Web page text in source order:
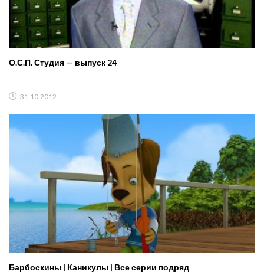
О.С.П. Студия — выпуск 24
31.10.2012
Барбоскины | Каникулы | Все серии подряд